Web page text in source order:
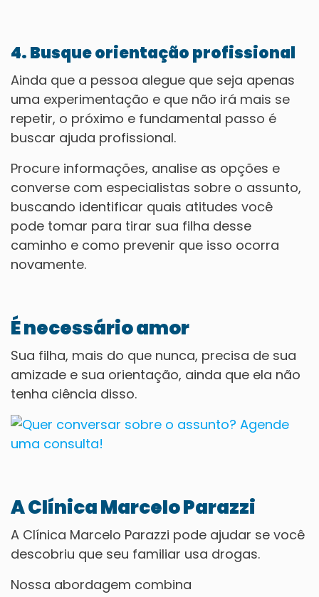
4. Busque orientação profissional
Ainda que a pessoa alegue que seja apenas
uma experimentação e que não irá mais se
repetir, o próximo e fundamental passo é
buscar ajuda profissional.
Procure informações, analise as opções e
converse com especialistas sobre o assunto,
buscando identificar quais atitudes você
pode tomar para tirar sua filha desse
caminho e como prevenir que isso ocorra
novamente.
É necessário amor
Sua filha, mais do que nunca, precisa de sua
amizade e sua orientação, ainda que ela não
tenha ciência disso.
A Clínica Marcelo Parazzi
A Clínica Marcelo Parazzi pode ajudar se você
descobriu que seu familiar usa drogas.
Nossa abordagem combina